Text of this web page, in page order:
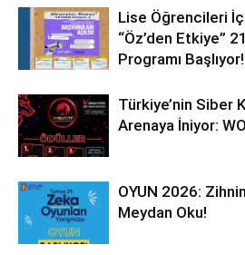
Lise Öğrencileri
“Öz’den Etkiye”
Programı Başlıyor!
Türkiye’nin Siber
Arenaya İniyor:
OYUN 2026:
Meydan Oku!